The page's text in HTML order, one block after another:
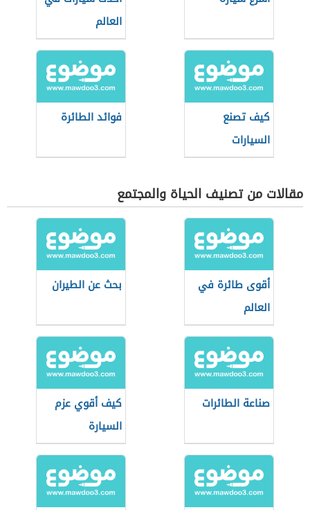
العالم
كيف تصنع
السيارات
فوائد الطائرة
مقالات من تصنيف الحياة والمجتمع
أقوى طائرة في
العالم
بحث عن الطيران
صناعة الطائرات
كيف أقوي عزم
السيارة